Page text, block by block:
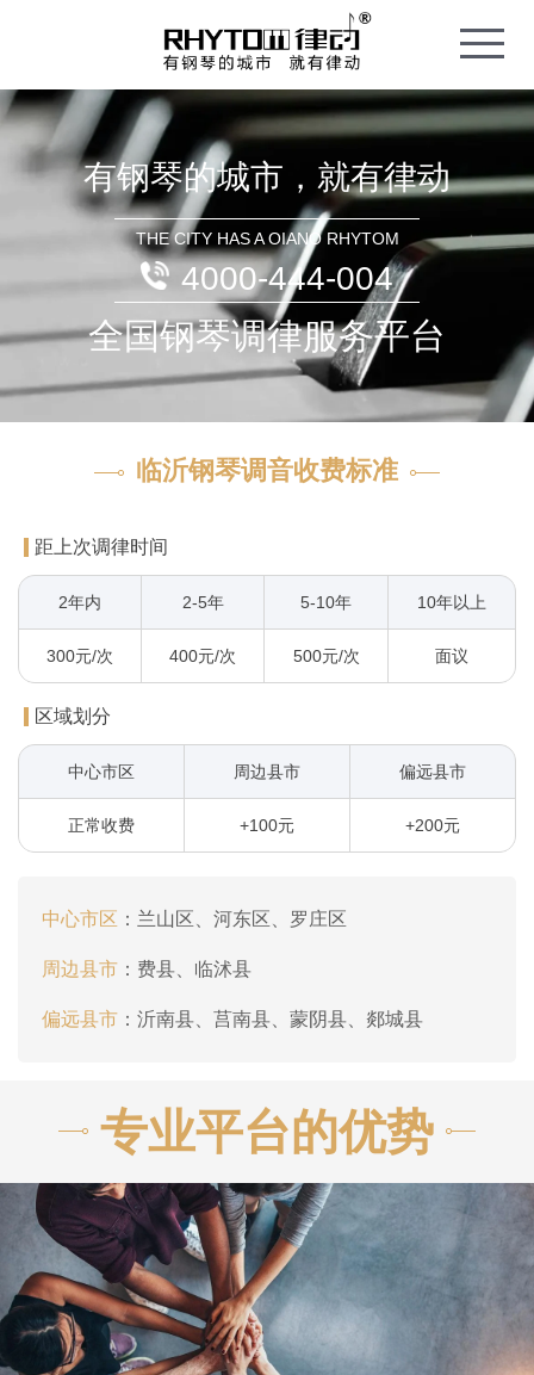
l
e
a
i
g
a
o
n
有钢琴的城市，就有律动
THE CITY HAS A OIANO RHYTOM
4000-444-004
全国钢琴调律服务平台
临沂钢琴调音收费标准
距上次调律时间
2年内 2-5年 5-10年 10年以上
300元/次 400元/次 500元/次 面议
区域划分
中心市区 周边县市 偏远县市
正常收费 +100元 +200元
中心市区 ： 兰山区、河东区、罗庄区
周边县市 ： 费县、临沭县
偏远县市 ： 沂南县、莒南县、蒙阴县、郯城县
专业平台的优势